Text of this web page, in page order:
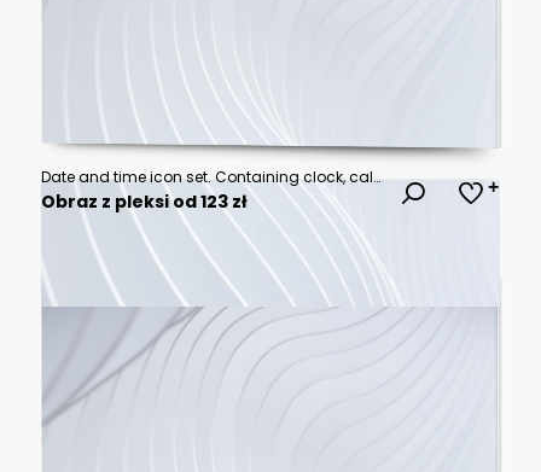
Date and time icon set. Containing clock, calendar, stopwatch, alarm clock, hourglass, digital timer, month calendar, globe, day and night, alarm timer for planners, UI/UX and more. Solid vector icons
Obraz z pleksi od 123 zł